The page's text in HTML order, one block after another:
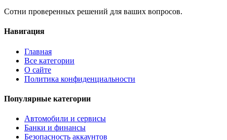
Сотни проверенных решений для ваших вопросов.
Навигация
Главная
Все категории
О сайте
Политика конфиденциальности
Популярные категории
Автомобили и сервисы
Банки и финансы
Безопасность аккаунтов